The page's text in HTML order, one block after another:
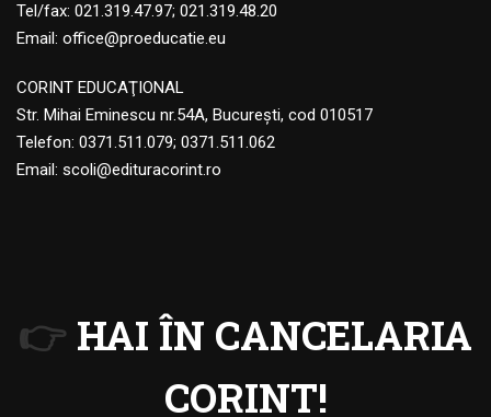
Tel/fax: 021.319.47.97; 021.319.48.20
Email: office@proeducatie.eu
CORINT EDUCAŢIONAL
Str. Mihai Eminescu nr.54A, Bucureşti, cod 010517
Telefon: 0371.511.079; 0371.511.062
Email: scoli@edituracorint.ro
👉 HAI ÎN CANCELARIA
CORINT!